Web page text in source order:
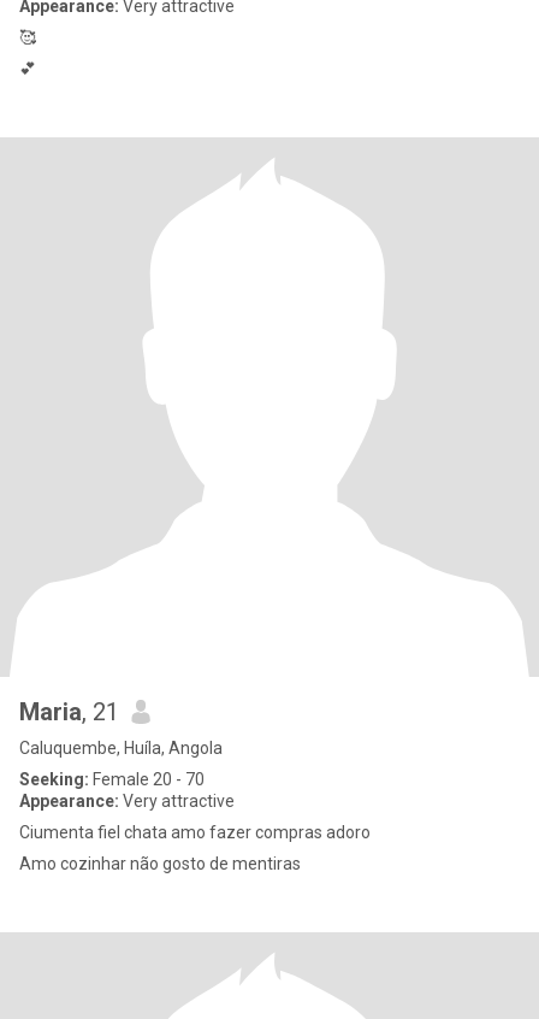
Appearance: Very attractive
🥰
💕
Maria, 21
Caluquembe, Huíla, Angola
Seeking: Female 20 - 70
Appearance: Very attractive
Ciumenta fiel chata amo fazer compras adoro
Amo cozinhar não gosto de mentiras